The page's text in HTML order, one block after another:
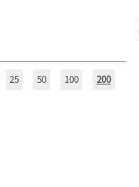
25 50 100 200